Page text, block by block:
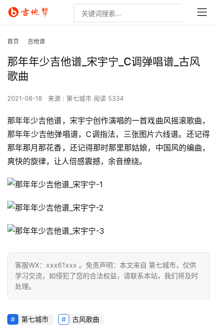
首页 吉他谱
那年年少吉他谱_宋宇宁_C调弹唱谱_古风
歌曲
2021-08-18 来源 : 第七城市 阅读 5334
那年年少吉他谱，宋宇宁创作演唱的一首戏曲风摇滚歌曲，
那年年少吉他弹唱谱，C调指法，三张图片六线谱。还记得
那年那月那花香，还记得那时那里那姑娘，中国风的编曲，
爽快的旋律，让人倍感震撼，余音缭绕。
客服WX：xxx61xxx 。免责声明：本文来自 第七城市，仅供
学习交流，如侵犯了您的合法权益，请联系本站，我们将及时
处理。
第七城市 古风歌曲